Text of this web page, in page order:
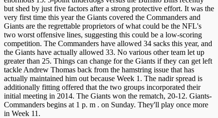
but shed by just five factors after a strong protective effort. It was the
very first time this year the Giants covered the Commanders and
Giants are the regrettable proprietors of what could be the NFL's
two worst offensive lines, suggesting this could be a low-scoring
competition. The Commanders have allowed 34 sacks this year, and
the Giants have actually allowed 33. No various other team let up
greater than 25. Things can change for the Giants if they can get left
tackle Andrew Thomas back from the hamstring issue that has
actually maintained him out because Week 1. The nadir spread is
additionally fitting offered that the two groups incorporated their
initial meeting in 2014. The Giants won the rematch, 20-12. Giants-
Commanders begins at 1 p. m . on Sunday. They'll play once more
in Week 11.